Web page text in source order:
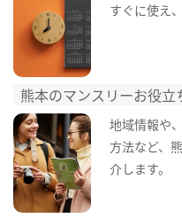
すぐに使え
熊本のマンスリーお役立
地域情報や
方法など、
介します。